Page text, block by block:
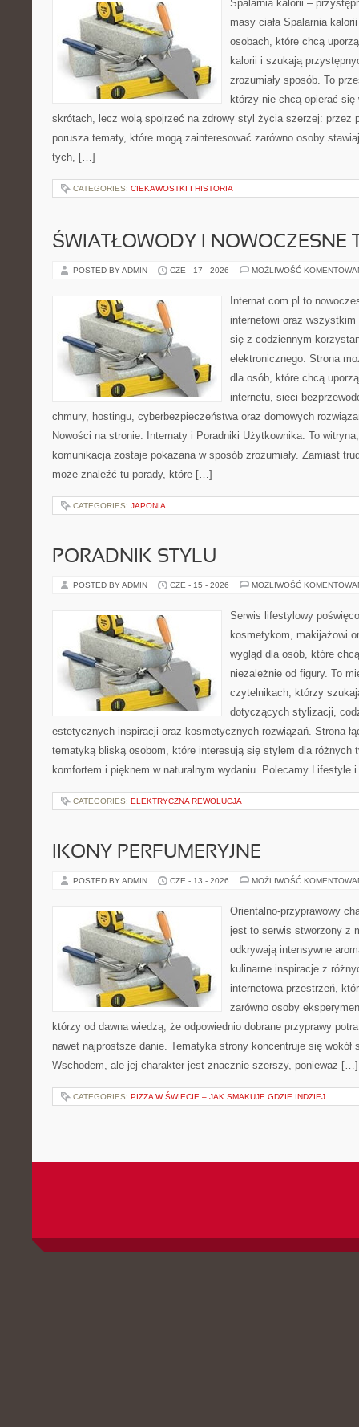
Spalarnia kalorii –
masy ciała Spalarnia
osobach, które chcą
kalorii i szukają
zrozumiały sposób. To
którzy nie chcą opierać się
skrótach, lecz wolą spojrzeć na zdrowy styl życia szerzej: przez
porusza tematy, które mogą zainteresować zarówno osoby
tych, […]
CATEGORIES: CIEKAWOSTKI I HISTORIA
ŚWIATŁOWODY I NOWOCZESNE
POSTED BY ADMIN CZE - 17 - 2026 MOŻLIWOŚĆ
Internat.com.pl to
internetowi oraz
się z codziennym
elektronicznego. Strona
dla osób, które chcą
internetu, sieci
chmury, hostingu, cyberbezpieczeństwa oraz domowych
Nowości na stronie: Internaty i Poradniki Użytkownika. To
komunikacja zostaje pokazana w sposób zrozumiały. Zamiast
może znaleźć tu porady, które […]
CATEGORIES: JAPONIA
PORADNIK STYLU
POSTED BY ADMIN CZE - 15 - 2026 MOŻLIWOŚĆ
Serwis lifestylowy
kosmetykom, makijażowi
wygląd dla osób, które
niezależnie od figury. To
czytelnikach, którzy
dotyczących stylizacji,
estetycznych inspiracji oraz kosmetycznych rozwiązań. Strona
tematyką bliską osobom, które interesują się stylem dla różnych
komfortem i pięknem w naturalnym wydaniu. Polecamy Lifestyle
CATEGORIES: ELEKTRYCZNA REWOLUCJA
IKONY PERFUMERYJNE
POSTED BY ADMIN CZE - 13 - 2026 MOŻLIWOŚĆ
Orientalno-przyprawowy
jest to serwis stworzony z
odkrywają intensywne
kulinarne inspiracje z
internetowa przestrzeń,
zarówno osoby
którzy od dawna wiedzą, że odpowiednio dobrane przyprawy
nawet najprostsze danie. Tematyka strony koncentruje się wokół
Wschodem, ale jej charakter jest znacznie szerszy, ponieważ […]
CATEGORIES: PIZZA W ŚWIECIE – JAK SMAKUJE GDZIE INDZIEJ